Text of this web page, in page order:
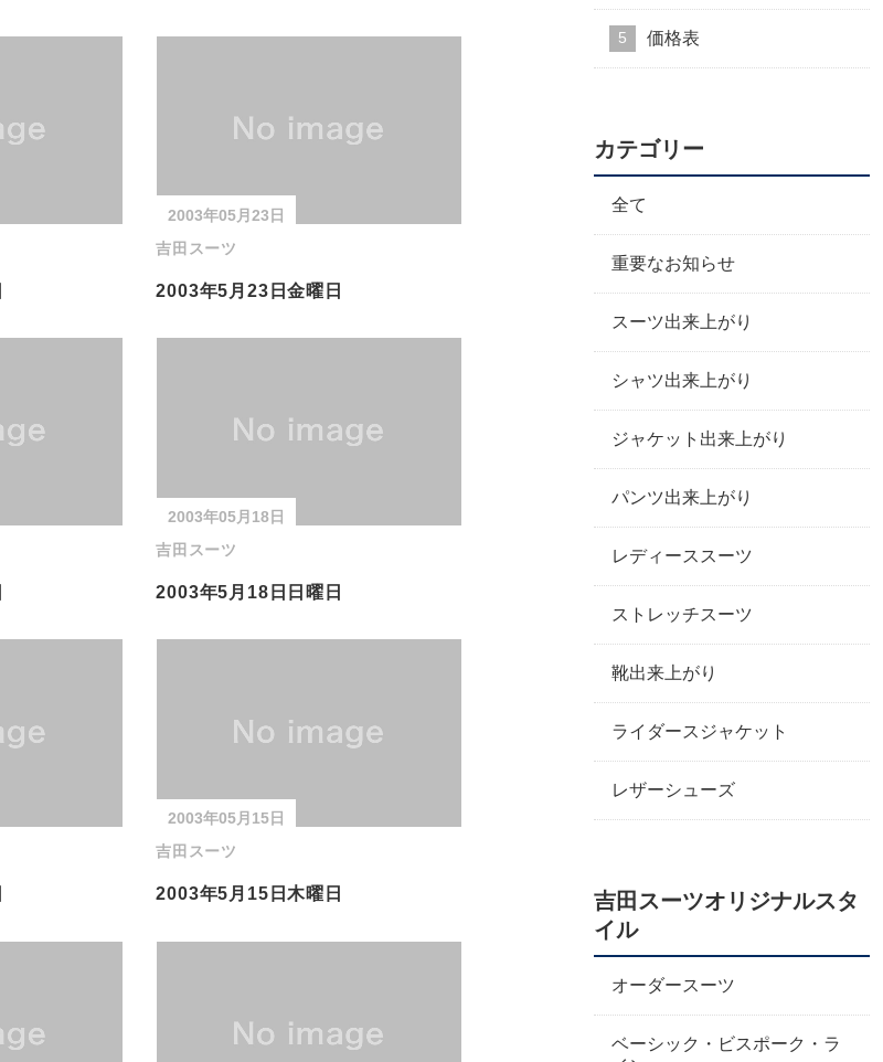
2003年05月23日
吉田スーツ
2003年5月23日金曜日
2003年05月18日
吉田スーツ
2003年5月18日日曜日
2003年05月15日
吉田スーツ
2003年5月15日木曜日
価格表
カテゴリー
全て
重要なお知らせ
スーツ出来上がり
シャツ出来上がり
ジャケット出来上がり
パンツ出来上がり
レディーススーツ
ストレッチスーツ
靴出来上がり
ライダースジャケット
レザーシューズ
吉田スーツオリジナルスタ
イル
オーダースーツ
ベーシック・ビスポーク・ラ